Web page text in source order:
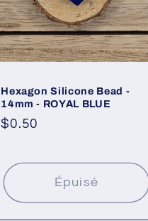
Hexagon Silicone Bead -
14mm - ROYAL BLUE
Prix
$0.50
Épuisé